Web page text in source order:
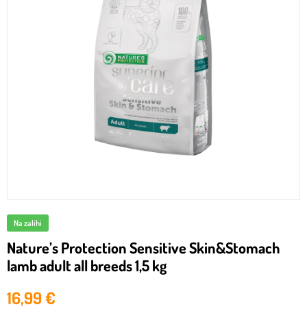
Na zalihi
Nature’s Protection Sensitive Skin&Stomach
lamb adult all breeds 1,5 kg
16,99€